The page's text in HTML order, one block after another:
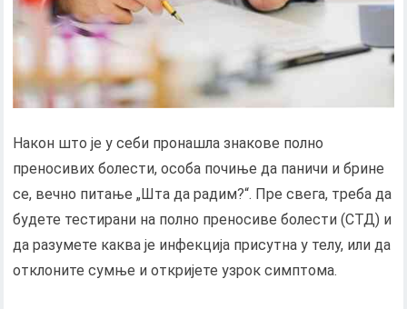
Након што је у себи пронашла знакове полно
преносивих болести, особа почиње да паничи и брине
се, вечно питање „Шта да радим?“. Пре свега, треба да
будете тестирани на полно преносиве болести (СТД) и
да разумете каква је инфекција присутна у телу, или да
отклоните сумње и откријете узрок симптома.